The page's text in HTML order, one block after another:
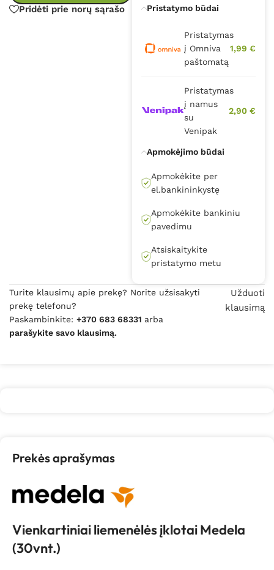
Pridėti prie norų sąrašo Pristatymo būdai
Pristatymas
į Omniva
paštomatą
1,99 €
Pristatymas
į namus
su
Venipak
2,90 €
Apmokėjimo būdai
Apmokėkite per
el.bankininkystę
Apmokėkite bankiniu
pavedimu
Atsiskaitykite
pristatymo metu
Turite klausimų apie prekę? Norite užsisakyti
prekę telefonu?
Paskambinkite: +370 683 68331 arba
parašykite savo klausimą.
Užduoti
klausimą
Prekės aprašymas
Vienkartiniai liemenėlės įklotai Medela
(30vnt.)